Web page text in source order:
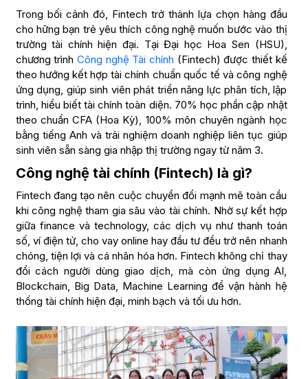
Trong bối cảnh đó, Fintech trở thành lựa chọn hàng đầu
cho hững bạn trẻ yêu thích công nghệ muốn bước vào thị
trường tài chính hiện đại. Tại Đại học Hoa Sen (HSU),
chương trình Công nghệ Tài chính (Fintech) được thiết kế
theo hướng kết hợp tài chính chuẩn quốc tế và công nghệ
ứng dụng, giúp sinh viên phát triển năng lực phân tích, lập
trình, hiểu biết tài chính toàn diện. 70% học phần cập nhật
theo chuẩn CFA (Hoa Kỳ), 100% môn chuyên ngành học
bằng tiếng Anh và trải nghiệm doanh nghiệp liên tục giúp
sinh viên sẵn sàng gia nhập thị trường ngay từ năm 3.
Công nghệ tài chính (Fintech) là gì?
Fintech đang tạo nên cuộc chuyển đổi mạnh mẽ toàn cầu
khi công nghệ tham gia sâu vào tài chính. Nhờ sự kết hợp
giữa finance và technology, các dịch vụ như thanh toán
số, ví điện tử, cho vay online hay đầu tư đều trở nên nhanh
chóng, tiện lợi và cá nhân hóa hơn. Fintech không chỉ thay
đổi cách người dùng giao dịch, mà còn ứng dụng AI,
Blockchain, Big Data, Machine Learning để vận hành hệ
thống tài chính hiện đại, minh bạch và tối ưu hơn.